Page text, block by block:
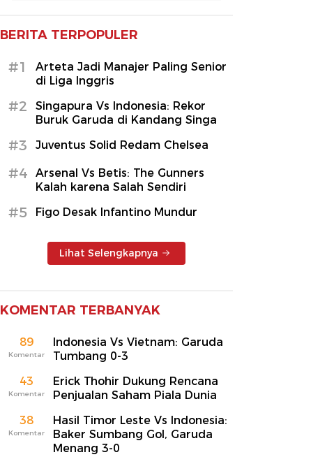
BERITA TERPOPULER
#1
Arteta Jadi Manajer Paling Senior
di Liga Inggris
#2
Singapura Vs Indonesia: Rekor
Buruk Garuda di Kandang Singa
#3 Juventus Solid Redam Chelsea
#4
Arsenal Vs Betis: The Gunners
Kalah karena Salah Sendiri
#5 Figo Desak Infantino Mundur
Lihat Selengkapnya
KOMENTAR TERBANYAK
89
Komentar
Indonesia Vs Vietnam: Garuda
Tumbang 0-3
43
Komentar
Erick Thohir Dukung Rencana
Penjualan Saham Piala Dunia
38
Komentar
Hasil Timor Leste Vs Indonesia:
Baker Sumbang Gol, Garuda
Menang 3-0